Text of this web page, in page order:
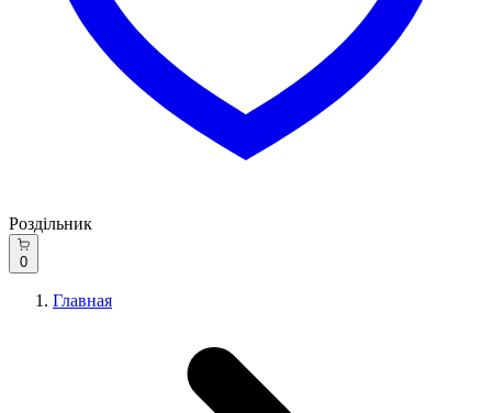
Роздільник
0
Главная